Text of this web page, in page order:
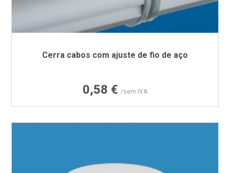
Cerra cabos com ajuste de fio de aço
Preço
0,58 € /sem IVA